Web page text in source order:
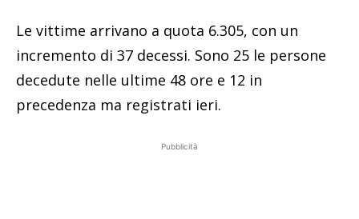
Le vittime arrivano a quota 6.305, con un
incremento di 37 decessi. Sono 25 le persone
decedute nelle ultime 48 ore e 12 in
precedenza ma registrati ieri.
Pubblicità